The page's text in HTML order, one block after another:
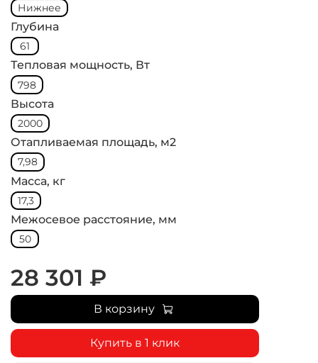
Нижнее
Глубина
61
Тепловая мощность, Вт
798
Высота
2000
Отапливаемая площадь, м2
7,98
Масса, кг
17,3
Межосевое расстояние, мм
50
28 301 ₽
В корзину
Купить в 1 клик